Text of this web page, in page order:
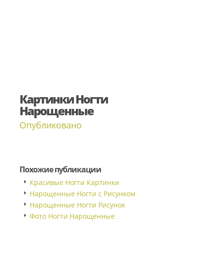
Картинки Ногти
Нарощенные
Опубликовано
Похожие публикации
Красивые Ногти Картинки
Нарощенные Ногти с Рисунком
Нарощенные Ногти Рисунок
Фото Ногти Нарощенные